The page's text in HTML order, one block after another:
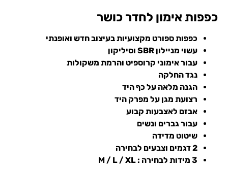
כפפות אימון לחדר כושר
כפפות ספורט מקצועיות בעיצוב חדש ואופנתי
עשוי מניילון SBR וסיליקון
עבור אימוני קרוספיט והרמת משקולות
נגד החלקה
הגנה מלאה על כף היד
רצועת מגן על מפרק היד
אבזם לאצבעות קבוע
עבור גברים ונשים
שיטוט מדידה
2 דגמים וצבעים לבחירה
3 מידות לבחירה : M / L / XL